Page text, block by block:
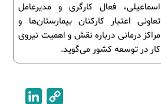
اسماعیلی، فعال کارگری و مدیرعامل
تعاونی اعتبار کارکنان بیمارستان‌ها و
مراکز درمانی درباره نقش و اهمیت نیروی
کار در توسعه کشور می‌گوید.